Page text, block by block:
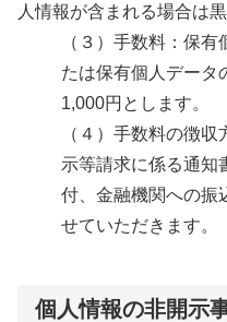
人情報が含まれる場合は
（３）手数料：保
たは保有個人データ
1,000円とします。
（４）手数料の徴
示等請求に係る通知
付、金融機関への振
せていただきます。
個人情報の非開示